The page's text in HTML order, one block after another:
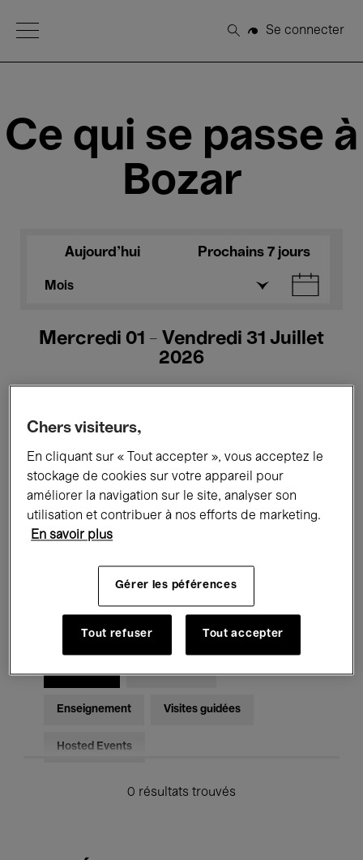
Open Menu
Rechercher
Se connecter
Ce qui se passe à
Bozar
Aujourd'hui Prochains 7 jours
Mois
Mercredi 01 - Vendredi 31 Juillet
2026
Tous les événements Concerts
Expositions Films Performances
Rencontres & Débats
Musique classique Global Music
Musique électronique
Pour tous Kids’ Palace
Enseignement Visites guidées
Hosted Events
0 résultats trouvés
Chers visiteurs,
En cliquant sur « Tout accepter », vous acceptez le
stockage de cookies sur votre appareil pour
améliorer la navigation sur le site, analyser son
utilisation et contribuer à nos efforts de marketing.
En savoir plus
Gérer les péférences
Tout refuser Tout accepter